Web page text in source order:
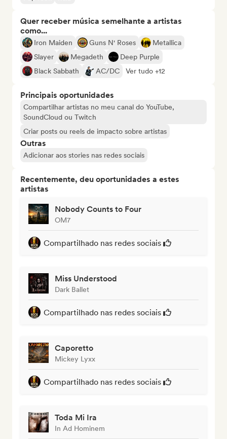
Quer receber música semelhante a artistas
como...
Iron Maiden Guns N' Roses
Metallica
Slayer
Megadeth
Deep Purple
Black Sabbath
AC/DC Ver tudo +12
Principais oportunidades
Compartilhar artistas no meu canal do YouTube,
SoundCloud ou Twitch
Criar posts ou reels de impacto sobre artistas
Outras
Adicionar aos stories nas redes sociais
Recentemente, deu oportunidades a estes
artistas
Nobody Counts to Four
OM7
Compartilhado nas redes sociais
Miss Understood
Dark Ballet
Compartilhado nas redes sociais
Caporetto
Mickey Lyxx
Compartilhado nas redes sociais
Toda Mi Ira
In Ad Hominem